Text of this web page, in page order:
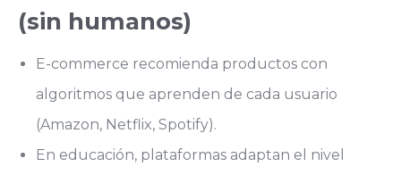
(sin humanos)
E-commerce recomienda productos con
algoritmos que aprenden de cada usuario
(Amazon, Netflix, Spotify).
En educación, plataformas adaptan el nivel